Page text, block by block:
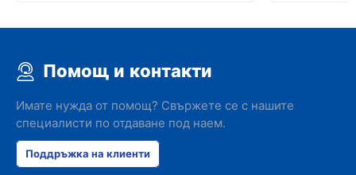
Помощ и контакти
Имате нужда от помощ? Свържете се с нашите
специалисти по отдаване под наем.
Поддръжка на клиенти